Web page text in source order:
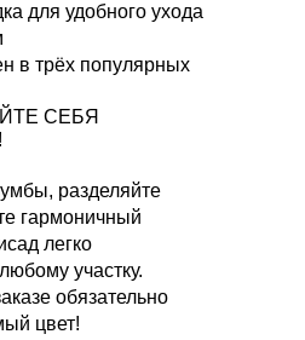
для удобного ухода
в трёх популярных
СЕБЯ
разделяйте
гармоничный
легко
участку.
обязательно
цвет!